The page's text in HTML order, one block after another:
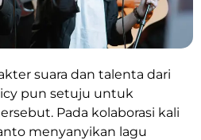
suara dan talenta dari
pun setuju untuk
Pada kolaborasi kali
menyanyikan lagu